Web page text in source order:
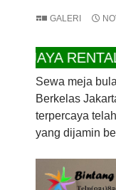
GALERI
RENTAL
Sewa meja
Berkelas
terpercaya
yang dijamin